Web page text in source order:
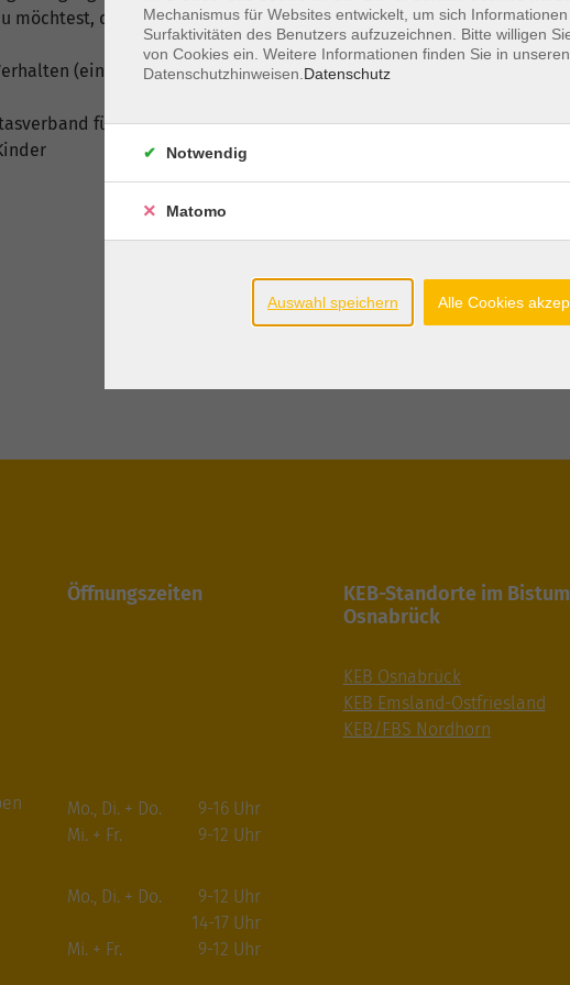
möchtest, dass es dir folgt - Grenzverletzungen überwinden (27.04.27)
(eines Kindes) verstehen, Veränderungen anstoßen (29.06.27)
für die Diözese Osnabrück e.V. - Fachbereich
Öffnungszeiten
Mo., Di. + Do.
Mi. + Fr.
9-16 Uhr
9-12 Uhr
Mo., Di. + Do.
Mi. + Fr.
9-12 Uhr
14-17 Uhr
9-12 Uhr
KEB-Standorte im Bistum
Osnabrück
KEB Osnabrück
KEB Emsland-Ostfriesland
KEB/FBS Nordhorn
Mechanismus für Websites entwickelt, um sich
Surfaktivitäten des Benutzers aufzuzeichnen. Bitte willigen
von Cookies ein. Weitere Informationen finden Sie in unseren
Datenschutzhinweisen. Datenschutz
Notwendig
Matomo
Auswahl speichern Alle Cookies